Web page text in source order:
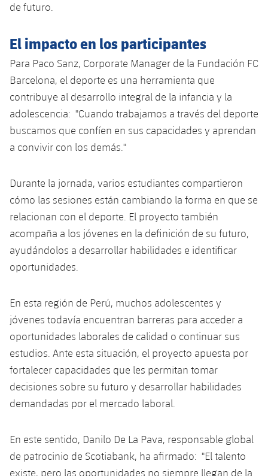
de futuro.
El impacto en los participantes
Para Paco Sanz, Corporate Manager de la Fundación FC
Barcelona, el deporte es una herramienta que
contribuye al desarrollo integral de la infancia y la
adolescencia: "Cuando trabajamos a través del deporte
buscamos que confíen en sus capacidades y aprendan
a convivir con los demás."
Durante la jornada, varios estudiantes compartieron
cómo las sesiones están cambiando la forma en que se
relacionan con el deporte. El proyecto también
acompaña a los jóvenes en la definición de su futuro,
ayudándolos a desarrollar habilidades e identificar
oportunidades.
En esta región de Perú, muchos adolescentes y
jóvenes todavía encuentran barreras para acceder a
oportunidades laborales de calidad o continuar sus
estudios. Ante esta situación, el proyecto apuesta por
fortalecer capacidades que les permitan tomar
decisiones sobre su futuro y desarrollar habilidades
demandadas por el mercado laboral.
En este sentido, Danilo De La Pava, responsable global
de patrocinio de Scotiabank, ha afirmado: "El talento
existe, pero las oportunidades no siempre llegan de la